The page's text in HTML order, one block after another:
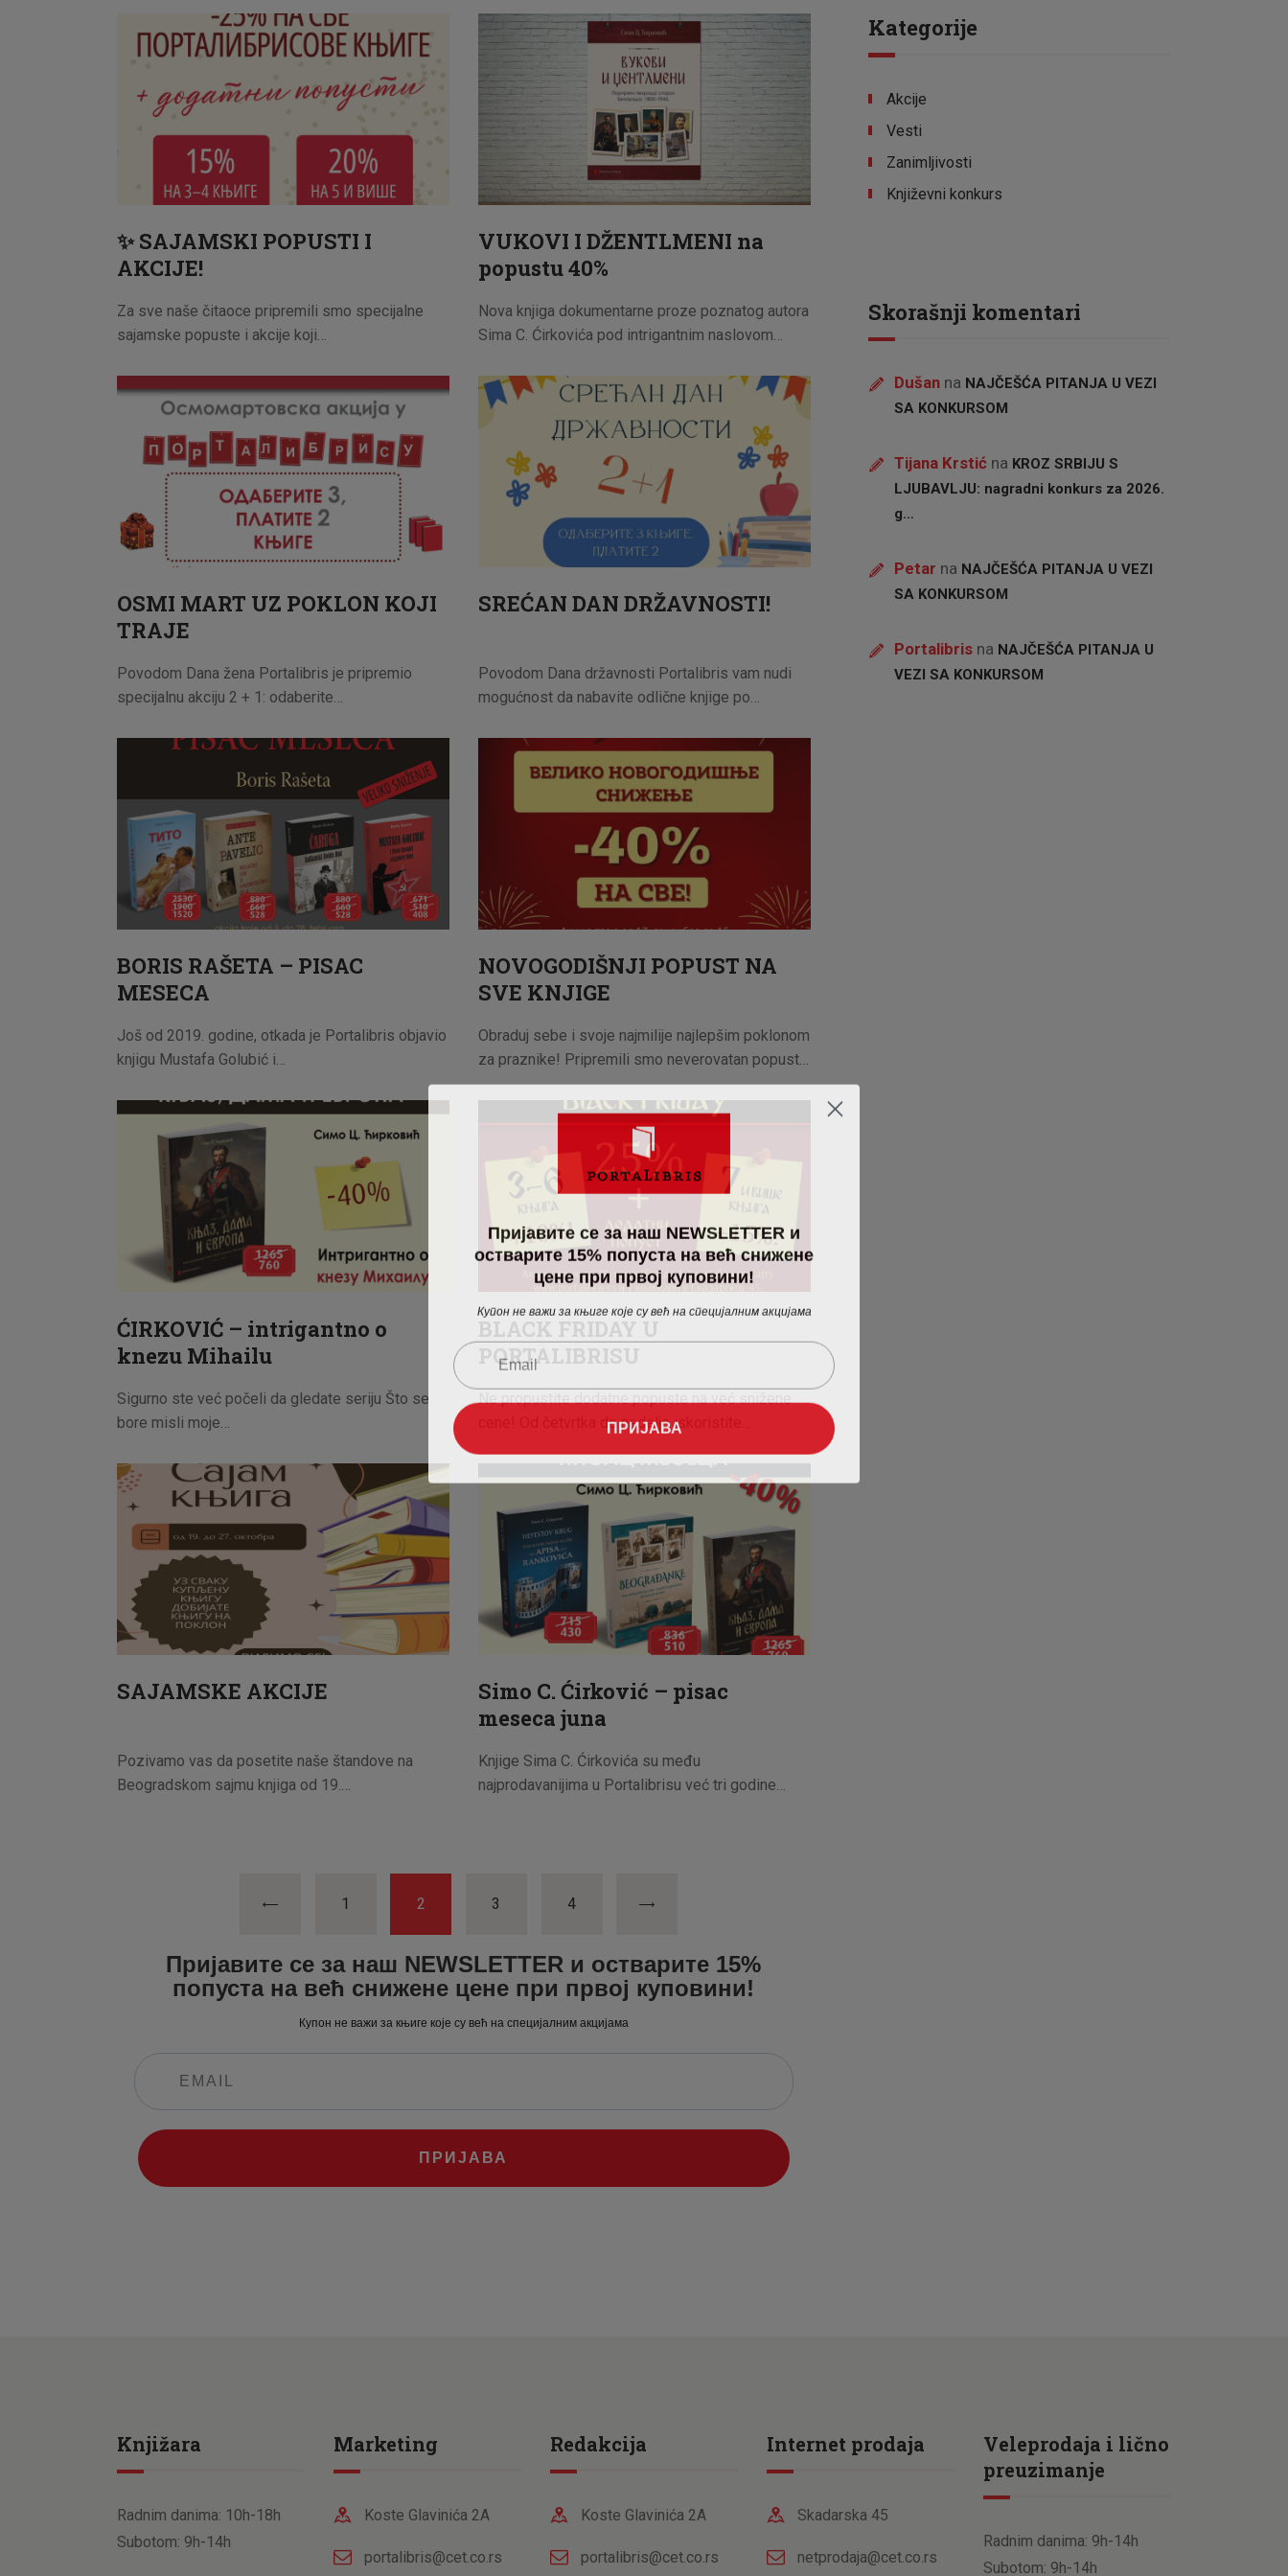
CENOVNIK
PISMO
✨ SAJAMSKI POPUSTI I
AKCIJE!
Za sve naše čitaoce pripremili smo specijalne
sajamske popuste i akcije koji…
VUKOVI I DŽENTLMENI na
popustu 40%
Nova knjiga dokumentarne proze poznatog autora
Sima C. Ćirkovića pod intrigantnim naslovom…
OSMI MART UZ POKLON KOJI
TRAJE
Povodom Dana žena Portalibris je pripremio
specijalnu akciju 2 + 1: odaberite…
SREĆAN DAN DRŽAVNOSTI!
Povodom Dana državnosti Portalibris vam nudi
mogućnost da nabavite odlične knjige po…
BORIS RAŠETA – PISAC
MESECA
Još od 2019. godine, otkada je Portalibris objavio
knjigu Mustafa Golubić i…
NOVOGODIŠNJI POPUST NA
SVE KNJIGE
Obraduj sebe i svoje najmilije najlepšim poklonom
za praznike! Pripremili smo neverovatan popust…
ĆIRKOVIĆ – intrigantno o
knezu Mihailu
Sigurno ste već počeli da gledate seriju Što se
bore misli moje…
BLACK FRIDAY U
PORTALIBRISU
Ne propustite dodatne popuste na već snižene
cene! Od četvrtka do nedelje iskoristite…
SAJAMSKE AKCIJE
Pozivamo vas da posetite naše štandove na
Beogradskom sajmu knjiga od 19.…
Simo C. Ćirković – pisac
meseca juna
Knjige Sima C. Ćirkovića su među
najprodavanijima u Portalibrisu već tri godine…
Paginacija
članaka
PAGE
1 PAGE
2 PAGE
3 PAGE
4
Пријавите се за наш NEWSLETTER и остварите 15%
попуста на већ снижене цене при првој куповини!
Купон не важи за књиге које су већ на специјалним акцијама
ПРИЈАВА
Kategorije
Akcije
Vesti
Zanimljivosti
Književni konkurs
Skorašnji komentari
Dušan na NAJČEŠĆA PITANJA U VEZI
SA KONKURSOM
Tijana Krstić na KROZ SRBIJU S
LJUBAVLJU: nagradni konkurs za 2026.
g…
Petar na NAJČEŠĆA PITANJA U VEZI
SA KONKURSOM
Portalibris na NAJČEŠĆA PITANJA U
VEZI SA KONKURSOM
Knjižara
Radnim danima: 10h-18h
Subotom: 9h-14h
Marketing
Koste Glavinića 2A
portalibris@cet.co.rs
Redakcija
Koste Glavinića 2A
portalibris@cet.co.rs
Internet prodaja
Skadarska 45
netprodaja@cet.co.rs
Veleprodaja i lično
preuzimanje
Radnim danima: 9h-14h
Subotom: 9h-14h
Пријавите се за наш NEWSLETTER и
остварите 15% попуста на већ снижене
цене при првој куповини!
Купон не важи за књиге које су већ на специјалним акцијама
ПРИЈАВА